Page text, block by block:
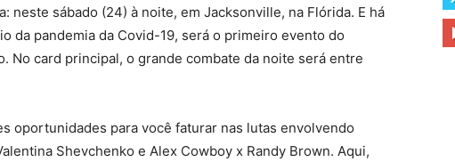
neste sábado (24) à noite, em Jacksonville, na Flórida. E há
da pandemia da Covid-19, será o primeiro evento do
No card principal, o grande combate da noite será entre
oportunidades para você faturar nas lutas envolvendo
Shevchenko e Alex Cowboy x Randy Brown. Aqui,